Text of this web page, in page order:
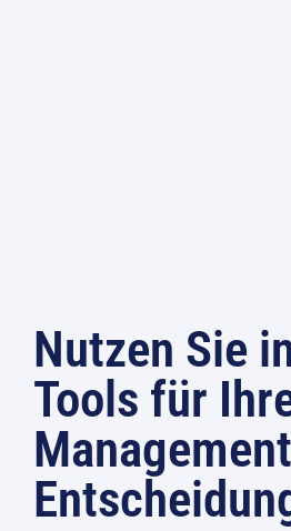
Nutzen Sie
Tools für